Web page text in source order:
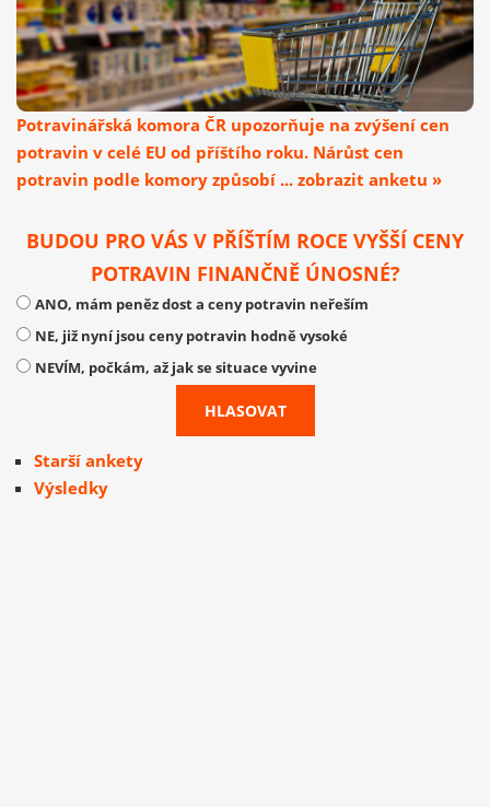
Potravinářská komora ČR upozorňuje na zvýšení cen
potravin v celé EU od příštího roku. Nárůst cen
potravin podle komory způsobí ... zobrazit anketu »
BUDOU PRO VÁS V PŘÍŠTÍM ROCE VYŠŠÍ CENY
POTRAVIN FINANČNĚ ÚNOSNÉ?
ANO, mám peněz dost a ceny potravin neřeším
NE, již nyní jsou ceny potravin hodně vysoké
NEVÍM, počkám, až jak se situace vyvine
Starší ankety
Výsledky